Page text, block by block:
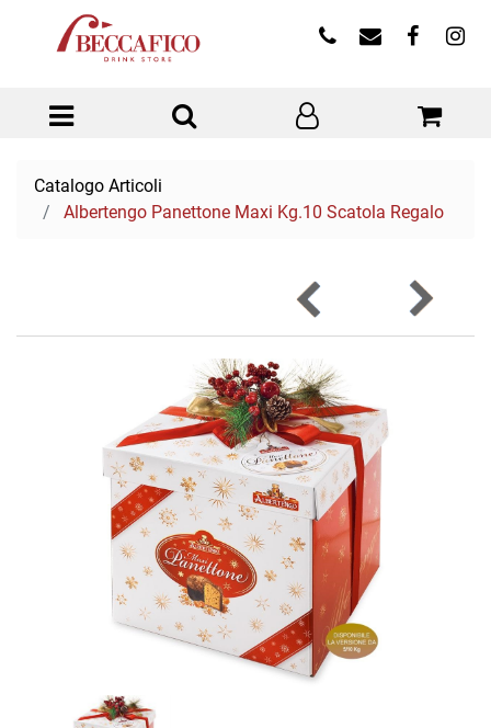
Open menu
Catalogo Articoli
Albertengo Panettone Maxi Kg.10 Scatola Regalo